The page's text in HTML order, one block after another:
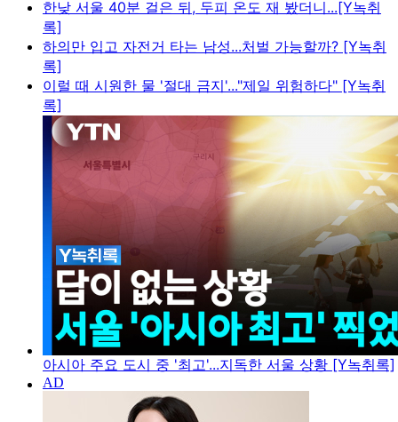
한낮 서울 40분 걸은 뒤, 두피 온도 재 봤더니...[Y녹취
록]
하의만 입고 자전거 타는 남성...처벌 가능할까? [Y녹취
록]
이럴 때 시원한 물 '절대 금지'..."제일 위험하다" [Y녹취
록]
아시아 주요 도시 중 '최고'...지독한 서울 상황 [Y녹취록]